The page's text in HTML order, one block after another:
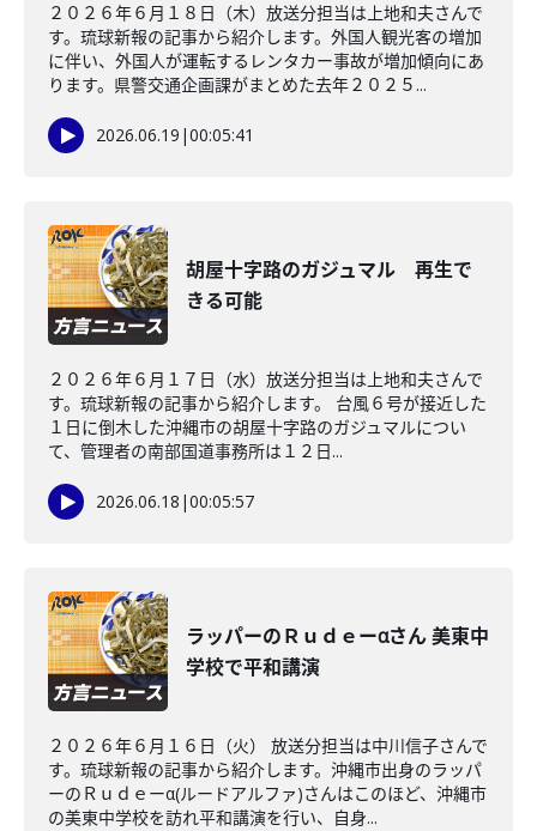
２０２６年６月１８日（木）放送分担当は上地和夫さんで
す。琉球新報の記事から紹介します。外国人観光客の増加
に伴い、外国人が運転するレンタカー事故が増加傾向にあ
ります。県警交通企画課がまとめた去年２０２５...
2026.06.19 |00:05:41
胡屋十字路のガジュマル 再生で
きる可能
２０２６年６月１７日（水）放送分担当は上地和夫さんで
す。琉球新報の記事から紹介します。 台風６号が接近した
１日に倒木した沖縄市の胡屋十字路のガジュマルについ
て、管理者の南部国道事務所は１２日...
2026.06.18 |00:05:57
ラッパーのＲｕｄｅーαさん 美東中
学校で平和講演
２０２６年６月１６日（火） 放送分担当は中川信子さんで
す。琉球新報の記事から紹介します。沖縄市出身のラッパ
ーのＲｕｄｅーα(ルードアルファ)さんはこのほど、沖縄市
の美東中学校を訪れ平和講演を行い、自身...